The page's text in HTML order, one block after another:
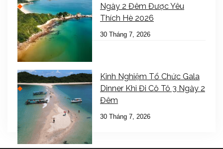
Ngày 2 Đêm Được Yêu
Thích Hè 2026
30 Tháng 7, 2026
Kinh Nghiệm Tổ Chức Gala
Dinner Khi Đi Cô Tô 3 Ngày 2
Đêm
30 Tháng 7, 2026